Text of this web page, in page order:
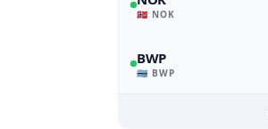
🇳🇴 NOK
BWP
🇧🇼 BWP